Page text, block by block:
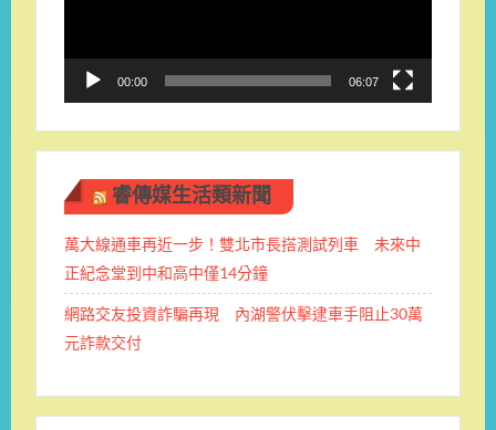
00:00 06:07
睿傳媒生活類新聞
萬大線通車再近一步！雙北市長搭測試列車 未來中
正紀念堂到中和高中僅14分鐘
網路交友投資詐騙再現 內湖警伏擊逮車手阻止30萬
元詐款交付